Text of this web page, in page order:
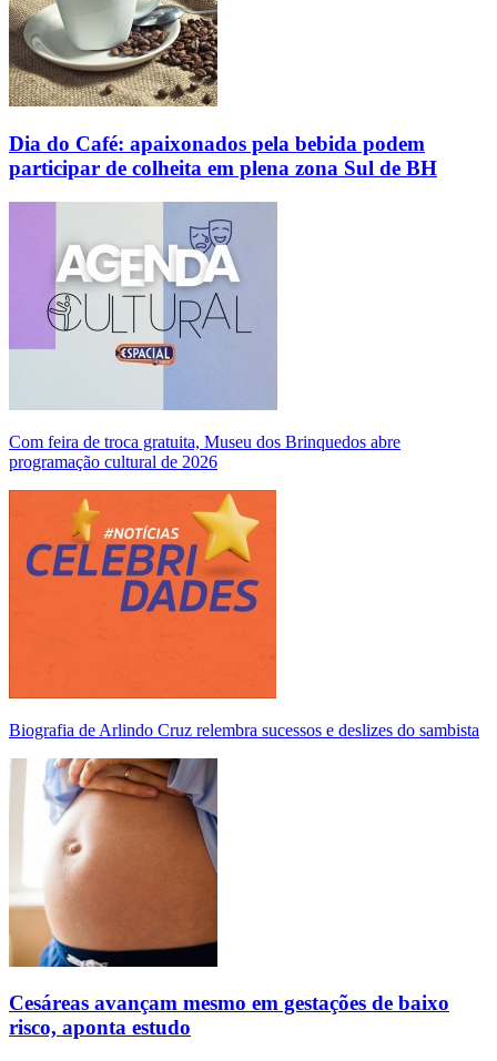
Dia do Café: apaixonados pela bebida podem
participar de colheita em plena zona Sul de BH
Com feira de troca gratuita, Museu dos Brinquedos abre
programação cultural de 2026
Biografia de Arlindo Cruz relembra sucessos e deslizes do sambista
Cesáreas avançam mesmo em gestações de baixo
risco, aponta estudo